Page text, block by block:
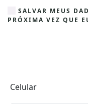
SALVAR MEUS
PRÓXIMA VEZ QUE
Celular